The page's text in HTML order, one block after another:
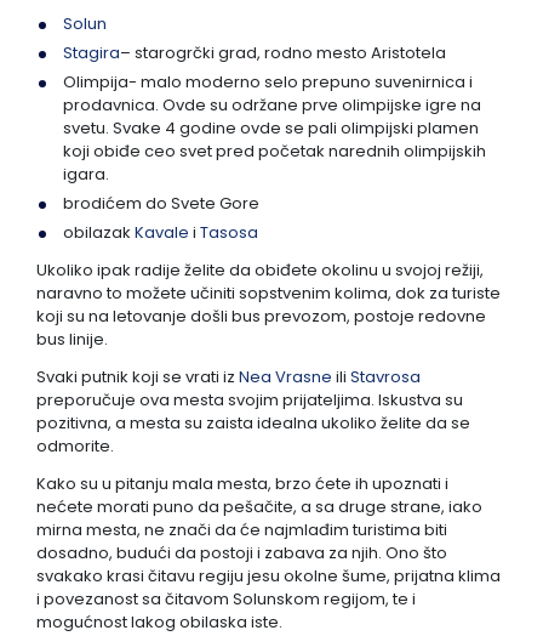
Solun
Stagira– starogrčki grad, rodno mesto Aristotela
Olimpija- malo moderno selo prepuno suvenirnica i
prodavnica. Ovde su održane prve olimpijske igre na
svetu. Svake 4 godine ovde se pali olimpijski plamen
koji obiđe ceo svet pred početak narednih olimpijskih
igara.
brodićem do Svete Gore
obilazak Kavale i Tasosa
Ukoliko ipak radije želite da obiđete okolinu u svojoj režiji,
naravno to možete učiniti sopstvenim kolima, dok za turiste
koji su na letovanje došli bus prevozom, postoje redovne
bus linije.
Svaki putnik koji se vrati iz Nea Vrasne ili Stavrosa
preporučuje ova mesta svojim prijateljima. Iskustva su
pozitivna, a mesta su zaista idealna ukoliko želite da se
odmorite.
Kako su u pitanju mala mesta, brzo ćete ih upoznati i
nećete morati puno da pešačite, a sa druge strane, iako
mirna mesta, ne znači da će najmlađim turistima biti
dosadno, budući da postoji i zabava za njih. Ono što
svakako krasi čitavu regiju jesu okolne šume, prijatna klima
i povezanost sa čitavom Solunskom regijom, te i
mogućnost lakog obilaska iste.